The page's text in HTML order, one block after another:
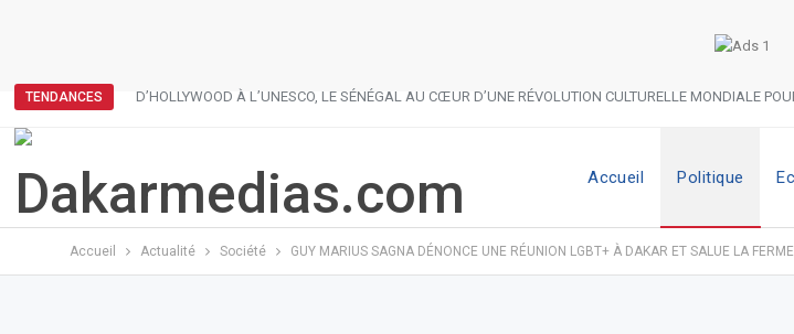
TENDANCES D’HOLLYWOOD À L’UNESCO, LE SÉNÉGAL AU CŒUR D’UNE RÉVOLUTION CULTURELLE MONDIALE
Accueil Politique
Accueil Actualité Société GUY MARIUS SAGNA DÉNONCE UNE RÉUNION LGBT+ À DAKAR ET SALUE LA